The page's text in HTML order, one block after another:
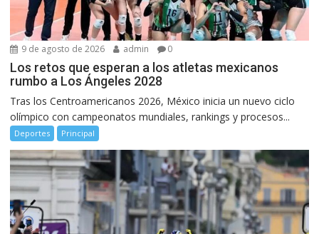
9 de agosto de 2026 admin 0
Los retos que esperan a los atletas mexicanos
rumbo a Los Ángeles 2028
Tras los Centroamericanos 2026, México inicia un nuevo ciclo
olímpico con campeonatos mundiales, rankings y procesos...
Deportes Principal